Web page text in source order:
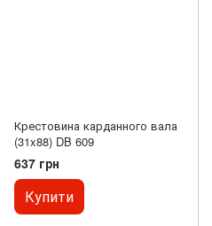
Крестовина карданного вала
(31x88) DB 609
637 грн
Купити